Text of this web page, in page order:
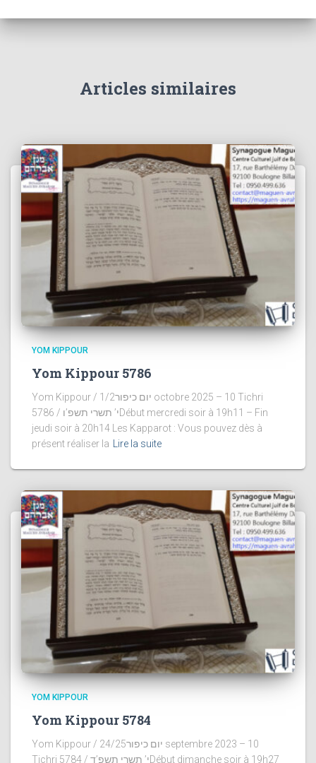
Articles similaires
YOM KIPPOUR
Yom Kippour 5786
Yom Kippour / יום כיפור1/2 octobre 2025 – 10 Tichri
5786 / י’ תשרי תשפ’וDébut mercredi soir à 19h11 – Fin
jeudi soir à 20h14 Les Kapparot : Vous pouvez dès à
présent réaliser la Lire la suite
YOM KIPPOUR
Yom Kippour 5784
Yom Kippour / יום כיפור24/25 septembre 2023 – 10
Tichri 5784 / י’ תשרי תשפ’דDébut dimanche soir à 19h27